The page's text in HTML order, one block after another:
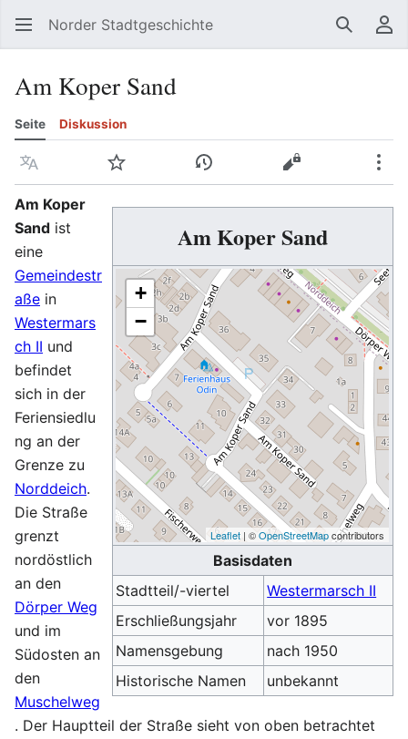
Norder Stadtgeschichte Suchen
Am Koper Sand
Seite Diskussion
Sprache Beobachten Versionsgeschichte
Quelltext
Am Koper Sand
+
−
Leaflet | ©OpenStreetMapcontributors
Basisdaten
Stadtteil/-viertel
Westermarsch II
Erschließungsjahr
vor 1895
Namensgebung
nach 1950
Historische Namen
unbekannt
Am Koper
Sand ist
eine
Gemeindestr
aße in
Westermars
ch II und
befindet
sich in der
Feriensiedlu
ng an der
Grenze zu
Norddeich.
Die Straße
grenzt
nordöstlich
an den
Dörper Weg
und im
Südosten an
den
Muschelweg
. Der Hauptteil der Straße sieht von oben betrachtet